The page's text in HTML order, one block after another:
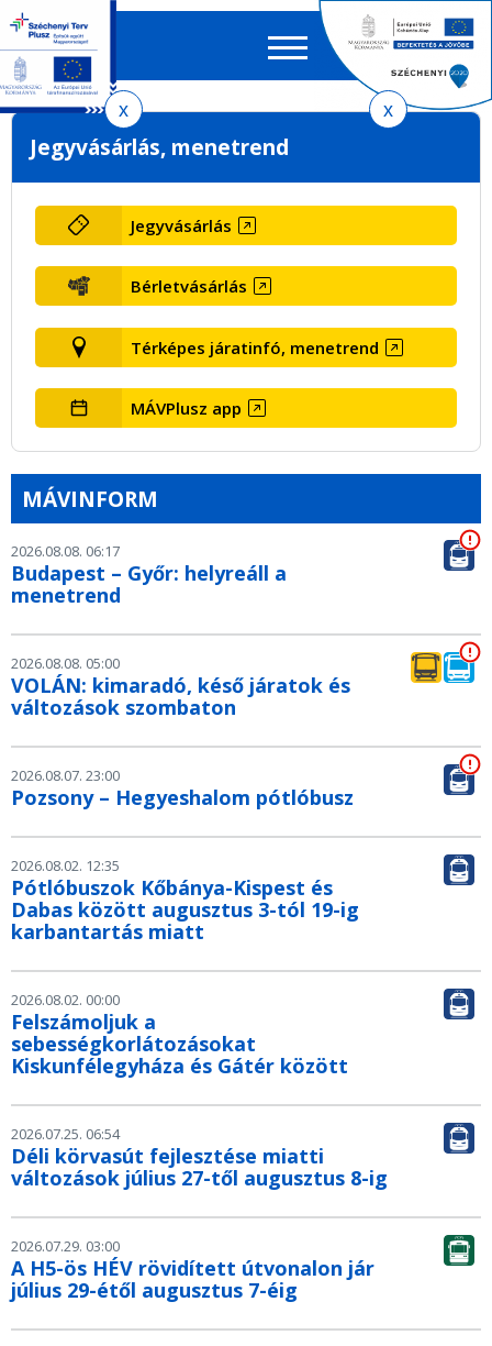
Ugrás
menetrendkeresőhöz
Ugrás
tartalomra
Ugrás
oldaltérképre
EN HU
űrlap
Jegyvásárlás, menetrend
Jegyvásárlás
Bérletvásárlás
Térképes járatinfó, menetrend
MÁVPlusz app
MÁVINFORM
2026.08.08. 06:17
Budapest – Győr: helyreáll a
menetrend
2026.08.08. 05:00
VOLÁN: kimaradó, késő járatok és
változások szombaton
2026.08.07. 23:00
Pozsony – Hegyeshalom pótlóbusz
2026.08.02. 12:35
Pótlóbuszok Kőbánya-Kispest és
Dabas között augusztus 3-tól 19-ig
karbantartás miatt
2026.08.02. 00:00
Felszámoljuk a
sebességkorlátozásokat
Kiskunfélegyháza és Gátér között
2026.07.25. 06:54
Déli körvasút fejlesztése miatti
változások július 27-től augusztus 8-ig
2026.07.29. 03:00
A H5-ös HÉV rövidített útvonalon jár
július 29-étől augusztus 7-éig